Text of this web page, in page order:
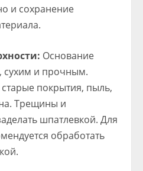
и сохранение
Основание
сухим и прочным.
покрытия, пыль,
Трещины и
шпатлевкой. Для
обработать